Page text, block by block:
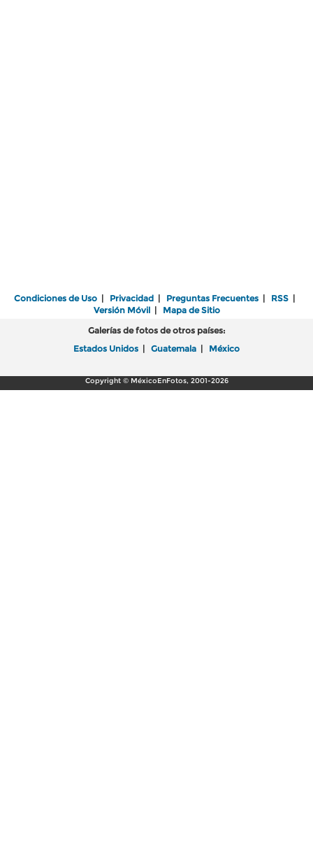
Condiciones de Uso | Privacidad | Preguntas Frecuentes | RSS |
Versión Móvil| Mapa de Sitio
Galerías de fotos de otros países:
Estados Unidos | Guatemala | México
Copyright © MéxicoEnFotos, 2001-2026